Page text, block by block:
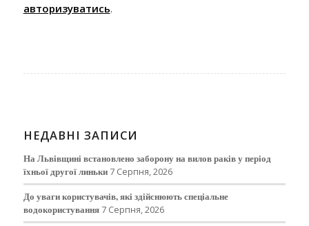
авторизуватись.
НЕДАВНІ ЗАПИСИ
На Львівщині встановлено заборону на вилов раків у період
їхньої другої линьки 7 Серпня, 2026
До уваги користувачів, які здійснюють спеціальне
водокористування 7 Серпня, 2026